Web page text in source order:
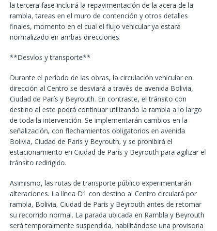
la tercera fase incluirá la repavimentación de la acera de la
rambla, tareas en el muro de contención y otros detalles
finales, momento en el cual el flujo vehicular ya estará
normalizado en ambas direcciones.
**Desvíos y transporte**
Durante el período de las obras, la circulación vehicular en
dirección al Centro se desviará a través de avenida Bolivia,
Ciudad de París y Beyrouth. En contraste, el tránsito con
destino al este podrá continuar utilizando la rambla a lo largo
de toda la intervención. Se implementarán cambios en la
señalización, con flechamientos obligatorios en avenida
Bolivia, Ciudad de París y Beyrouth, y se prohibirá el
estacionamiento en Ciudad de París y Beyrouth para agilizar el
tránsito redirigido.
Asimismo, las rutas de transporte público experimentarán
alteraciones. La línea D1 con destino al Centro circulará por
rambla, Bolivia, Ciudad de París y Beyrouth antes de retomar
su recorrido normal. La parada ubicada en Rambla y Beyrouth
será temporalmente suspendida, habilitándose una provisoria